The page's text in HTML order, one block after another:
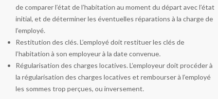
de comparer l’état de l’habitation au moment du départ avec l’état
initial, et de déterminer les éventuelles réparations à la charge de
l’employé.
Restitution des clés. L’employé doit restituer les clés de
l’habitation à son employeur à la date convenue.
Régularisation des charges locatives. L’employeur doit procéder à
la régularisation des charges locatives et rembourser à l’employé
les sommes trop perçues, ou inversement.